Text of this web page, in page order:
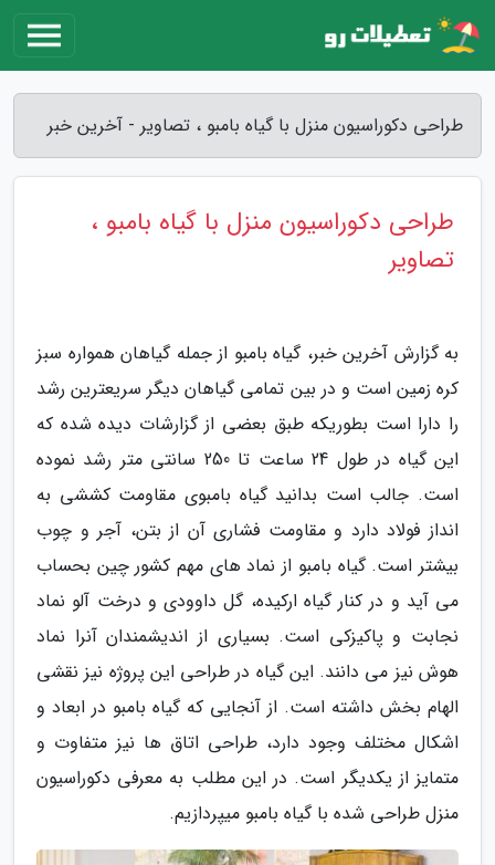
طراحی دکوراسیون منزل با گیاه بامبو ، تصاویر - آخرین خبر
طراحی دکوراسیون منزل با گیاه بامبو ،
تصاویر
به گزارش آخرین خبر، گیاه بامبو از جمله گیاهان همواره سبز
کره زمین است و در بین تمامی گیاهان دیگر سریعترین رشد
را دارا است بطوریکه طبق بعضی از گزارشات دیده شده که
این گیاه در طول 24 ساعت تا 250 سانتی متر رشد نموده
است. جالب است بدانید گیاه بامبوی مقاومت کششی به
انداز فولاد دارد و مقاومت فشاری آن از بتن، آجر و چوب
بیشتر است. گیاه بامبو از نماد های مهم کشور چین بحساب
می آید و در کنار گیاه ارکیده، گل داوودی و درخت آلو نماد
نجابت و پاکیزکی است. بسیاری از اندیشمندان آنرا نماد
هوش نیز می دانند. این گیاه در طراحی این پروژه نیز نقشی
الهام بخش داشته است. از آنجایی که گیاه بامبو در ابعاد و
اشکال مختلف وجود دارد، طراحی اتاق ها نیز متفاوت و
متمایز از یکدیگر است. در این مطلب به معرفی دکوراسیون
منزل طراحی شده با گیاه بامبو میپردازیم.